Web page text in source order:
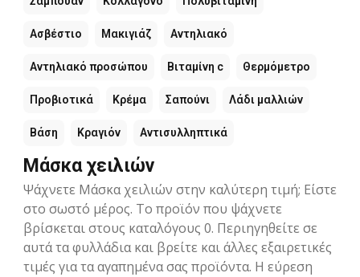
Ασβέστιο Μακιγιάζ Αντηλιακό
Αντηλιακό προσώπου Βιταμίνη c Θερμόμετρο
Προβιοτικά Κρέμα Σαπούνι Λάδι μαλλιών
Βάση Κραγιόν Αντισυλληπτικά
Μάσκα χειλιών
Ψάχνετε Μάσκα χειλιών στην καλύτερη τιμή; Είστε
στο σωστό μέρος. Το προϊόν που ψάχνετε
βρίσκεται στους καταλόγους 0. Περιηγηθείτε σε
αυτά τα φυλλάδια και βρείτε και άλλες εξαιρετικές
τιμές για τα αγαπημένα σας προϊόντα. Η εύρεση